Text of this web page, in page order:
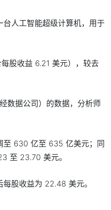
人工智能超级计算机，用于
股收益 6.21 美元），较去
数据公司）的数据，分析师
至 630 亿至 635 亿美元；同
至 23.70 美元。
股收益为 22.48 美元。